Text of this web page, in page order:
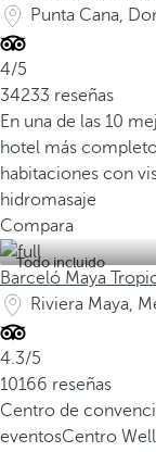
Punta Cana,
4/5
34233 reseñas
En una de las 10
hotel más
habitaciones con
hidromasaje
Compara
Todo incluido
Barceló Maya
Riviera Maya,
4.3/5
10166 reseñas
Centro de
eventosCentro